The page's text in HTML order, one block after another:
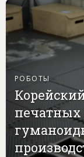
РОБОТЫ
печатных